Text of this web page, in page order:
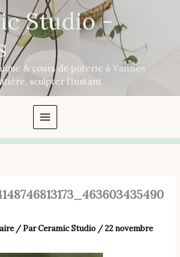
Studio -
& cours de poterie à Vannes
sculpter l’instant
/ ParCeramic Studio /22 novembre